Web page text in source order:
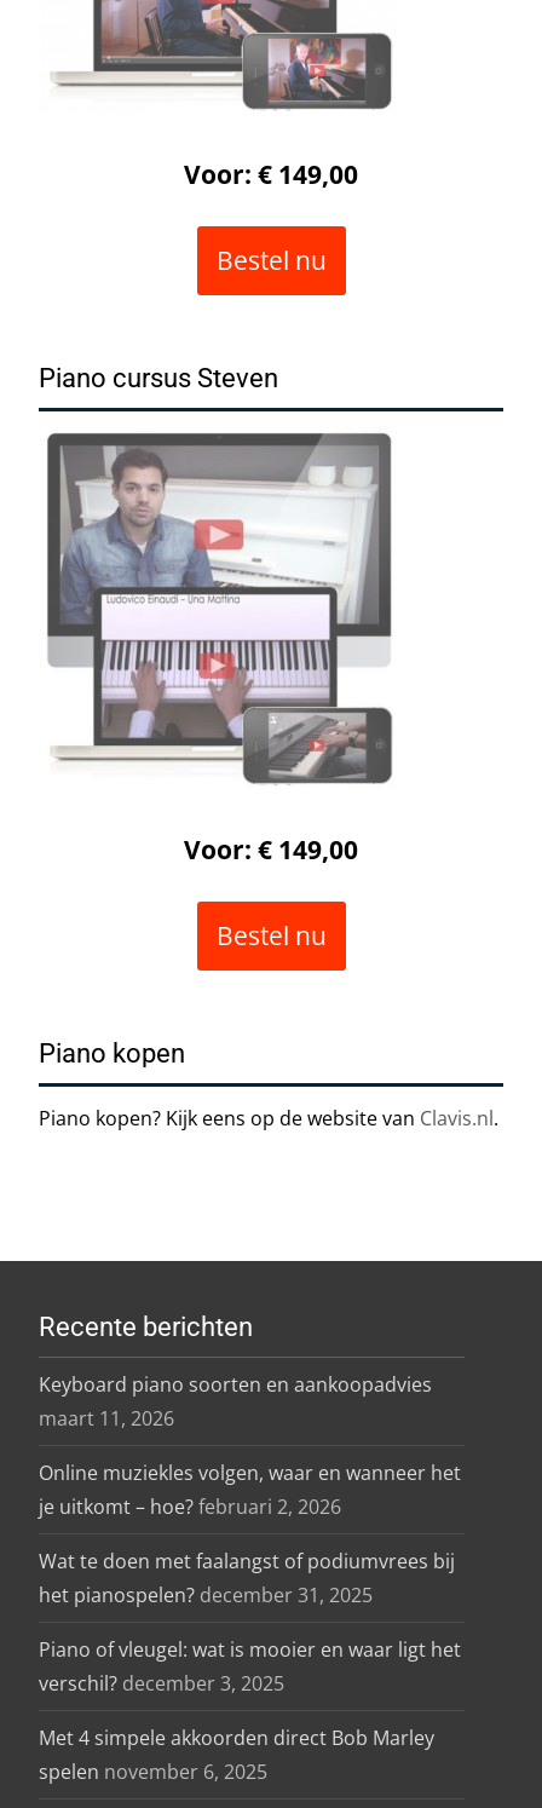
Voor: € 149,00
Bestel nu
Piano cursus Steven
Voor: € 149,00
Bestel nu
Piano kopen
Piano kopen? Kijk eens op de website van Clavis.nl.
Recente berichten
Keyboard piano soorten en aankoopadvies
maart 11, 2026
Online muziekles volgen, waar en wanneer het
je uitkomt – hoe?februari 2, 2026
Wat te doen met faalangst of podiumvrees bij
het pianospelen? december 31, 2025
Piano of vleugel: wat is mooier en waar ligt het
verschil? december 3, 2025
Met 4 simpele akkoorden direct Bob Marley
spelen november 6, 2025